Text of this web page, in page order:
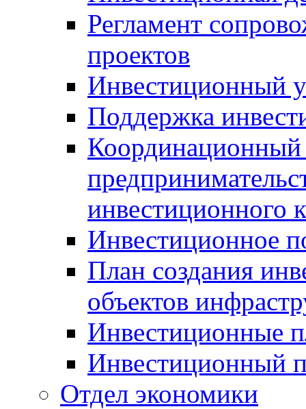
Регламент
проектов
Инвестиционный
Поддержка
Координационный
инвестиционного
Инвестиционное
План создания
объектов
Инвестиционные
Инвестиционный
Отдел экономики